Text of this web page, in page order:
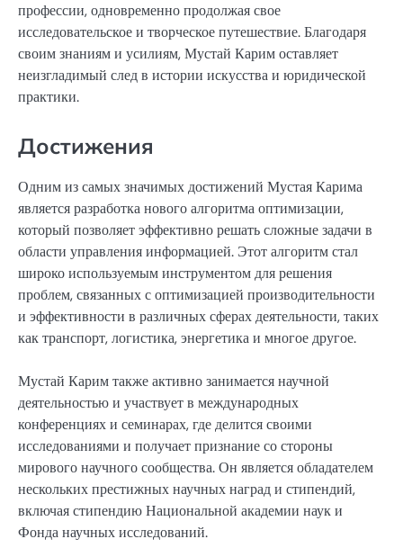
профессии, одновременно продолжая свое
исследовательское и творческое путешествие. Благодаря
своим знаниям и усилиям, Мустай Карим оставляет
неизгладимый след в истории искусства и юридической
практики.
Достижения
Одним из самых значимых достижений Мустая Карима
является разработка нового алгоритма оптимизации,
который позволяет эффективно решать сложные задачи в
области управления информацией. Этот алгоритм стал
широко используемым инструментом для решения
проблем, связанных с оптимизацией производительности
и эффективности в различных сферах деятельности, таких
как транспорт, логистика, энергетика и многое другое.
Мустай Карим также активно занимается научной
деятельностью и участвует в международных
конференциях и семинарах, где делится своими
исследованиями и получает признание со стороны
мирового научного сообщества. Он является обладателем
нескольких престижных научных наград и стипендий,
включая стипендию Национальной академии наук и
Фонда научных исследований.